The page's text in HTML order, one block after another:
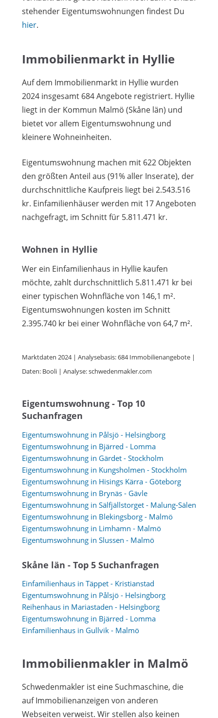
stehender Eigentumswohnungen findest Du
hier.
Immobilienmarkt in Hyllie
Auf dem Immobilienmarkt in Hyllie wurden
2024 insgesamt 684 Angebote registriert. Hyllie
liegt in der Kommun Malmö (Skåne län) und
bietet vor allem Eigentumswohnung und
kleinere Wohneinheiten.
Eigentumswohnung machen mit 622 Objekten
den größten Anteil aus (91% aller Inserate), der
durchschnittliche Kaufpreis liegt bei 2.543.516
kr. Einfamilienhäuser werden mit 17 Angeboten
nachgefragt, im Schnitt für 5.811.471 kr.
Wohnen in Hyllie
Wer ein Einfamilienhaus in Hyllie kaufen
möchte, zahlt durchschnittlich 5.811.471 kr bei
einer typischen Wohnfläche von 146,1 m².
Eigentumswohnungen kosten im Schnitt
2.395.740 kr bei einer Wohnfläche von 64,7 m².
Marktdaten 2024 | Analysebasis: 684 Immobilienangebote |
Daten: Booli | Analyse: schwedenmakler.com
Eigentumswohnung - Top 10
Suchanfragen
Eigentumswohnung in Pålsjö - Helsingborg
Eigentumswohnung in Bjärred - Lomma
Eigentumswohnung in Gärdet - Stockholm
Eigentumswohnung in Kungsholmen - Stockholm
Eigentumswohnung in Hisings Kärra - Göteborg
Eigentumswohnung in Brynäs - Gävle
Eigentumswohnung in Sälfjällstorget - Malung-Sälen
Eigentumswohnung in Blekingsborg - Malmö
Eigentumswohnung in Limhamn - Malmö
Eigentumswohnung in Slussen - Malmö
Skåne län - Top 5 Suchanfragen
Einfamilienhaus in Täppet - Kristianstad
Eigentumswohnung in Pålsjö - Helsingborg
Reihenhaus in Mariastaden - Helsingborg
Eigentumswohnung in Bjärred - Lomma
Einfamilienhaus in Gullvik - Malmö
Immobilienmakler in Malmö
Schwedenmakler ist eine Suchmaschine, die
auf Immobilienanzeigen von anderen
Webseiten verweist. Wir stellen also keinen